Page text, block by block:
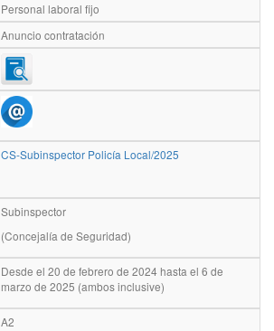
Personal laboral fijo
Anuncio contratación
CS-Subinspector Policía Local/2025
Subinspector
(Concejalía de Seguridad)
Desde el 20 de febrero de 2024 hasta el 6 de
marzo de 2025 (ambos inclusive)
A2